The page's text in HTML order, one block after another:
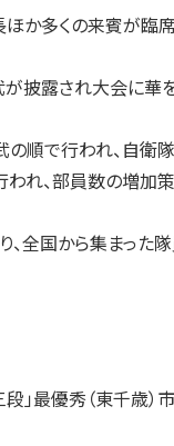
多くの来賓が臨席
披露され大会に華を
で行われ、自衛
れ、部員数の増加
全国から集まった
最優秀（東千歳）